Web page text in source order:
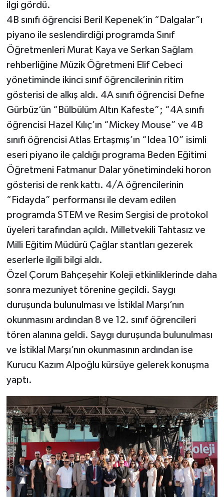
ilgi gördü.
4B sınıfı öğrencisi Beril Kepenek’in “Dalgalar”ı
piyano ile seslendirdiği programda Sınıf
Öğretmenleri Murat Kaya ve Serkan Sağlam
rehberliğine Müzik Öğretmeni Elif Cebeci
yönetiminde ikinci sınıf öğrencilerinin ritim
gösterisi de alkış aldı. 4A sınıfı öğrencisi Defne
Gürbüz’ün “Bülbülüm Altın Kafeste”; “4A sınıfı
öğrencisi Hazel Kılıç’ın “Mickey Mouse” ve 4B
sınıfı öğrencisi Atlas Ertaşmış’ın “Idea 10” isimli
eseri piyano ile çaldığı programa Beden Eğitimi
Öğretmeni Fatmanur Dalar yönetimindeki horon
gösterisi de renk kattı. 4/A öğrencilerinin
“Fidayda” performansı ile devam edilen
programda STEM ve Resim Sergisi de protokol
üyeleri tarafından açıldı. Milletvekili Tahtasız ve
Milli Eğitim Müdürü Çağlar stantları gezerek
eserlerle ilgili bilgi aldı.
Özel Çorum Bahçeşehir Koleji etkinliklerinde daha
sonra mezuniyet törenine geçildi. Saygı
duruşunda bulunulması ve İstiklal Marşı’nın
okunmasını ardından 8 ve 12. sınıf öğrencileri
tören alanına geldi. Saygı duruşunda bulunulması
ve İstiklal Marşı’nın okunmasının ardından ise
Kurucu Kazım Alpoğlu kürsüye gelerek konuşma
yaptı.